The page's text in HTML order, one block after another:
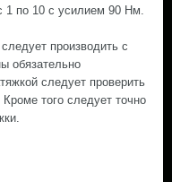
1 по 10 с усилием 90 Нм.
производить с
обязательно
следует проверить
того следует точно